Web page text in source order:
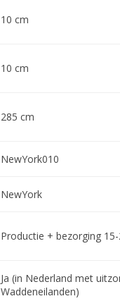
10 cm
10 cm
285 cm
NewYork010
NewYork
Productie + bezorging
Ja (in Nederland met
Waddeneilanden)